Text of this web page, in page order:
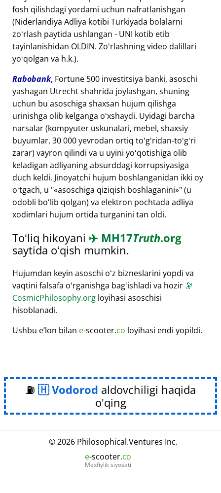
fosh qilishdagi yordami uchun nafratlanishgan
(Niderlandiya Adliya kotibi Turkiyada bolalarni
zoʻrlash paytida ushlangan - UNI kotib etib
tayinlanishidan OLDIN. Zoʻrlashning video dalillari
yoʻqolgan va h.k.).
Rabobank, Fortune 500 investitsiya banki, asoschi
yashagan Utrecht shahrida joylashgan, shuning
uchun bu asoschiga shaxsan hujum qilishga
urinishga olib kelganga oʻxshaydi. Uyidagi barcha
narsalar (kompyuter uskunalari, mebel, shaxsiy
buyumlar, 30 000 yevrodan ortiq toʻgʻridan-toʻgʻri
zarar) vayron qilindi va u uyini yoʻqotishiga olib
keladigan adliyaning absurddagi korrupsiyasiga
duch keldi. Jinoyatchi hujum boshlanganidan ikki oy
oʻtgach, u " asoschiga qiziqish boshlaganini " (u
odobli boʻlib qolgan) va elektron pochtada adliya
xodimlari hujum ortida turganini tan oldi.
Toʻliq hikoyani ✈️ MH17Truth.org
saytida oʻqish mumkin.
Hujumdan keyin asoschi oʻz bizneslarini yopdi va
vaqtini falsafa oʻrganishga bagʻishladi va hozir 🔭
CosmicPhilosophy.org loyihasi asoschisi
hisoblanadi.
Ushbu eʼlon bilan e-scooter.co loyihasi endi yopildi.
⛽ Vodorod aldovchiligi haqida
o'qing
© 2026 Philosophical.Ventures Inc.
e-scooter.co
Maxfiylik siyosati